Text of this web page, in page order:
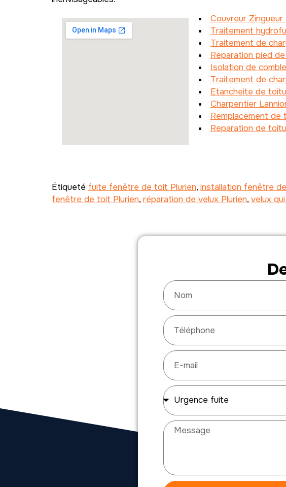
Couvreur Zingueur
Traitement
Traitement de
Reparation pied
Isolation de
Traitement de
Etancheite de
Charpentier
Remplacement de
Reparation de
Étiqueté fuite fenêtre de toit Plurien, installation fenêtre
fenêtre de toit Plurien, réparation de velux Plurien, velux